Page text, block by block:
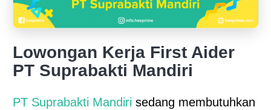
Lowongan Kerja First Aider
PT Suprabakti Mandiri
PT Suprabakti Mandiri sedang membutuhkan